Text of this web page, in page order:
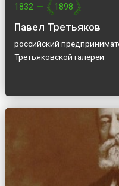
1832 — 1898
Павел Третьяков
российский
Третьяковской галереи